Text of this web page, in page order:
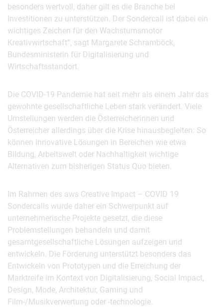
besonders wertvoll, daher gilt es die Branche bei
Investitionen zu unterstützen. Der Sondercall ist dabei ein
wichtiges Zeichen für den Wachstumsmotor
Kreativwirtschaft“, sagt Margarete Schramböck,
Bundesministerin für Digitalisierung und
Wirtschaftsstandort.
Die COVID-19 Pandemie hat seit mehr als einem Jahr das
gewohnte gesellschaftliche Leben stark verändert. Viele
Umstellungen werden die Österreicherinnen und
Österreicher allerdings über die Krise hinausbegleiten: So
können innovative Lösungen in Bereichen wie etwa
Bildung, Arbeitswelt oder Nachhaltigkeit wichtige
Alternativen zum bisherigen Status Quo bieten.
Im Rahmen des aws Creative Impact – COVID 19
Sondercalls wurde daher ein Schwerpunkt auf
unternehmerische Projekte gesetzt, die diese
Problemstellungen behandeln und damit
gesamtgesellschaftliche Lösungen aufzeigen und
entwickeln. Die Förderung unterstützt besonders das
Entwickeln von Prototypen und die Erreichung der
Marktreife im Kontext von Digitalisierung, Social Impact,
Design, Mode, Architektur, Gaming und
Film-/Musikverwertung oder -technologie.